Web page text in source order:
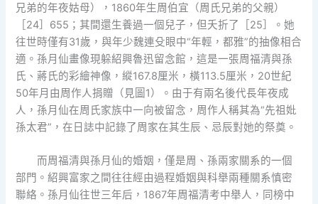
兄弟的年夜姑母），1860年生周伯宜（周氏兄弟的父親）
［24］655；其間還生養過一個兒子，但夭折了［25］。她
往世時僅有31歲，與年少魏連殳眼中“年輕，都雅”的抽像相合
適。孫月仙畫像現躲紹興魯迅留念館，這是一張周福清與孫
氏、蔣氏的彩繪神像，縱167.8厘米，橫113.5厘米，20世紀
50年月由周作人捐贈（見圖1）。由于有兩名後代長年夜成
人，孫月仙在周氏家族中一向被留念，周作人稱其為“先祖妣
孫太君”，在日誌中記錄了周家在其生辰、忌辰對她的祭奠。
而周福清與孫月仙的婚姻，僅是周、孫兩家關系的一個
部門。紹興富家之間往往經由過程婚姻與科舉兩種關系慎密
聯絡。孫月仙往世三年后，1867年周福清考中舉人，同榜中